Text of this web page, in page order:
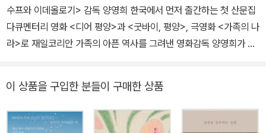
수프와 이데올로기> 감독 양영희 한국에서 먼저 출간하는 첫 산문집
다큐멘터리 영화 <디어 평양>과 <굿바이, 평양>, 극영화 <가족의 나
라>로 재일코리안 가족의 아픈 역사를 그려낸 영화감독 양영희가 신
야기朝鮮大学校物語』가 일본에서 먼저 출간된 데 반해, 이번 책은
한국에서 기획해 국내에서 처음 공개하는 산문집이다. 양영희 감독은
‘조선인 부락’이라 불리던 오사카시 이카이노(현 이쿠노구) 출신 재일
이 상품을 구입한 분들이 구매한 상품